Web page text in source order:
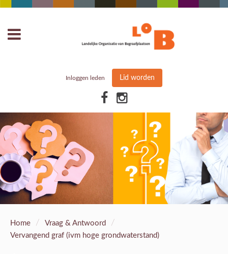
Inloggen leden Lid worden
Home / Vraag & Antwoord /
Vervangend graf (ivm hoge grondwaterstand)